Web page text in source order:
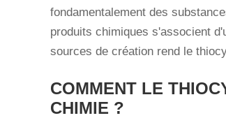
fondamentalement des
produits chimiques s'associent
sources de création rend le
COMMENT LE
CHIMIE ?